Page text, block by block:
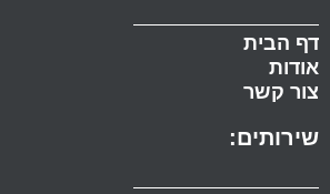
דף הבית
אודות
צור קשר
שירותים: